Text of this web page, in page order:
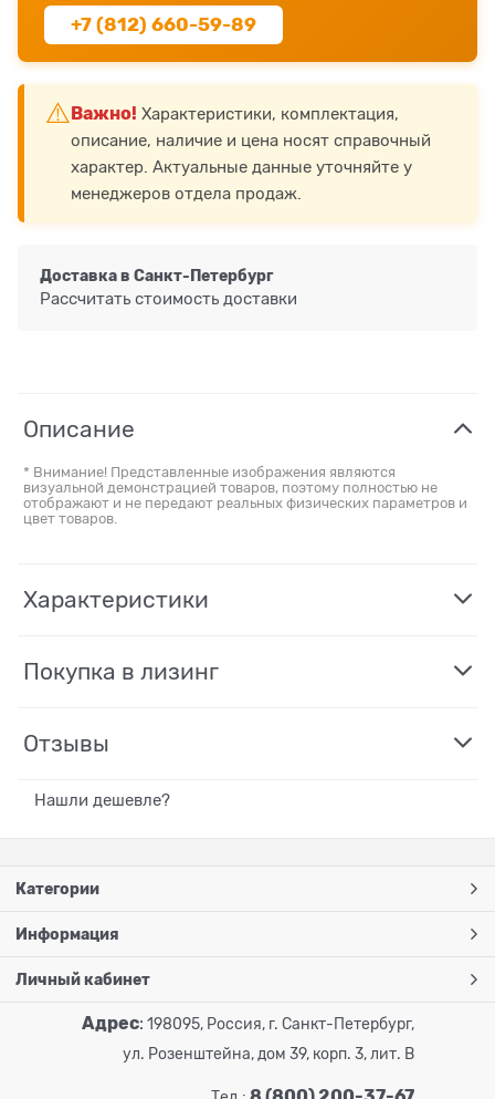
+7 (812) 660-59-89
⚠️ Важно! Характеристики, комплектация,
описание, наличие и цена носят справочный
характер. Актуальные данные уточняйте у
менеджеров отдела продаж.
Доставка в Санкт-Петербург
Рассчитать стоимость доставки
Описание
* Внимание! Представленные изображения являются
визуальной демонстрацией товаров, поэтому полностью не
отображают и не передают реальных физических параметров и
цвет товаров.
Характеристики
Покупка в лизинг
Отзывы
Нашли дешевле?
Категории
Информация
Личный кабинет
Адрес: 198095, Россия, г. Санкт-Петербург,
ул. Розенштейна, дом 39, корп. 3, лит. В